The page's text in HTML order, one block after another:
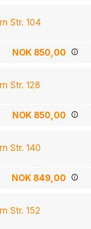
Str. 104
NOK 850,00
Str. 128
NOK 850,00
Str. 140
NOK 849,00
Str. 152